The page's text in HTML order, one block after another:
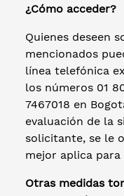
¿Cómo acceder?
Quienes deseen
mencionados
línea telefónica
los números 01
7467018 en
evaluación de la
solicitante, se le
mejor aplica
Otras medidas